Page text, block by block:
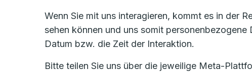
Wenn Sie mit uns interagieren, kommt es in der
sehen können und uns somit
Datum bzw. die Zeit der Interaktion.
Bitte teilen Sie uns über die jeweilige Meta-